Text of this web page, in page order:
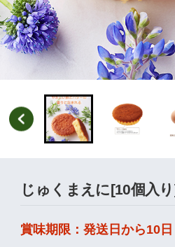
じゅくまえに[10個入
賞味期限：発送日から10日